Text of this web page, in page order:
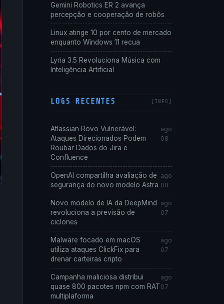
Gemini Robotics ER 2 avança
percepção e cooperação de robôs
Linux atinge 10 por cento de mercado
enquanto Windows 11 recua
Lyria 3.5 Revoluciona Música com
Inteligência Artificial
LOGS RECENTES
Atlassian Rovo Vulnerável:
Ataques Direcionados Podem
Roubar Dados do Jira e
Confluence
ago
08
OpenAI compartilha avaliação de
segurança do novo modelo Astra
ago
08
Novo modelo de IA da DeepMind
revoluciona a previsão de
ciclones
ago
07
Malware focado em macOS
utiliza ataques ClickFix para
drenar carteiras cripto
ago
07
Campanha maliciosa distribui
quase 800 pacotes npm com RAT
multiplaforma
ago
07